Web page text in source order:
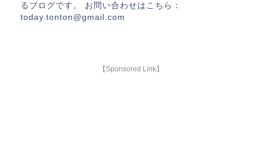
るブログです。 お問い合わせはこちら：
today.tonton@gmail.com
【Sponsored Link】